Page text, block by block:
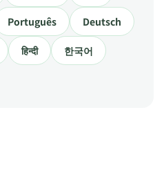
Português Deutsch
हिन्दी 한국어